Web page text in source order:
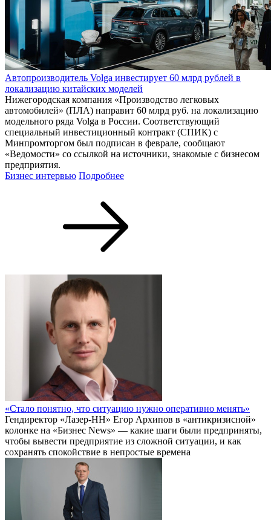
Автопроизводитель Volga инвестирует 60 млрд рублей в
локализацию китайских моделей
Нижегородская компания «Производство легковых
автомобилей» (ПЛА) направит 60 млрд руб. на локализацию
модельного ряда Volga в России. Соответствующий
специальный инвестиционный контракт (СПИК) с
Минпромторгом был подписан в феврале, сообщают
«Ведомости» со ссылкой на источники, знакомые с бизнесом
предприятия.
Бизнес интервью Подробнее
«Стало понятно, что ситуацию нужно оперативно менять»
Гендиректор «Лазер-НН» Егор Архипов в «антикризисной»
колонке на «Бизнес News» — какие шаги были предприняты,
чтобы вывести предприятие из сложной ситуации, и как
сохранять спокойствие в непростые времена